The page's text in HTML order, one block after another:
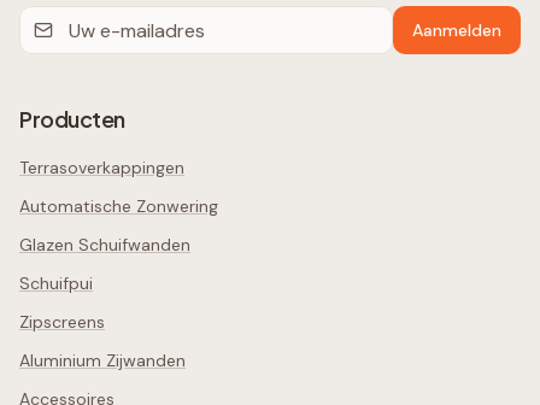
Aanmelden
Producten
Terrasoverkappingen
Automatische Zonwering
Glazen Schuifwanden
Schuifpui
Zipscreens
Aluminium Zijwanden
Accessoires